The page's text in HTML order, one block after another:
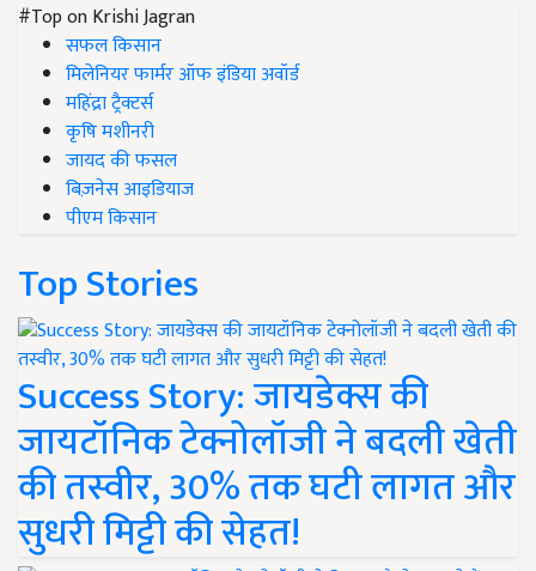
#Top on Krishi Jagran
सफल किसान
मिलेनियर फार्मर ऑफ इंडिया अवॉर्ड
महिंद्रा ट्रैक्टर्स
कृषि मशीनरी
जायद की फसल
बिज़नेस आइडियाज
पीएम किसान
Top Stories
Success Story: जायडेक्स की
जायटॉनिक टेक्नोलॉजी ने बदली खेती
की तस्वीर, 30% तक घटी लागत और
सुधरी मिट्टी की सेहत!